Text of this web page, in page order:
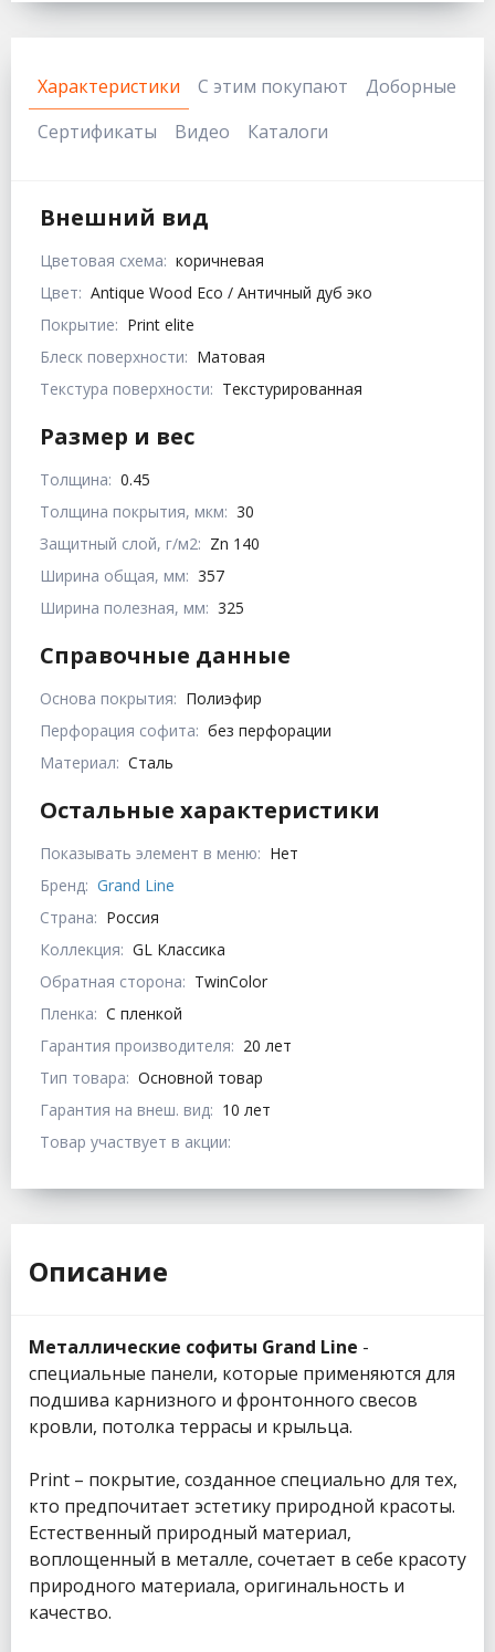
Характеристики С этим покупают
Доборные
Сертификаты
Видео Каталоги
Внешний вид
Цветовая схема: коричневая
Цвет: Antique Wood Eco / Античный дуб эко
Покрытие: Print elite
Блеск поверхности: Матовая
Текстура поверхности: Текстурированная
Размер и вес
Толщина: 0.45
Толщина покрытия, мкм: 30
Защитный слой, г/м2: Zn 140
Ширина общая, мм: 357
Ширина полезная, мм: 325
Справочные данные
Основа покрытия: Полиэфир
Перфорация софита: без перфорации
Материал: Сталь
Остальные характеристики
Показывать элемент в меню: Нет
Бренд: Grand Line
Страна: Россия
Коллекция: GL Классика
Обратная сторона: TwinColor
Пленка: С пленкой
Гарантия производителя: 20 лет
Тип товара: Основной товар
Гарантия на внеш. вид: 10 лет
Товар участвует в акции:
Описание
Металлические софиты Grand Line -
специальные панели, которые применяются для
подшива карнизного и фронтонного свесов
кровли, потолка террасы и крыльца.
Print – покрытие, созданное специально для тех,
кто предпочитает эстетику природной красоты.
Естественный природный материал,
воплощенный в металле, сочетает в себе красоту
природного материала, оригинальность и
качество.